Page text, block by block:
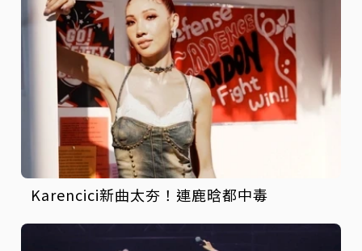
Karencici新曲太夯！連鹿晗都中毒